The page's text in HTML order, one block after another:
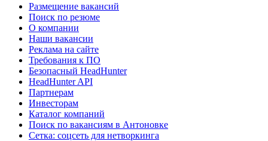
Размещение вакансий
Поиск по резюме
О компании
Наши вакансии
Реклама на сайте
Требования к ПО
Безопасный HeadHunter
HeadHunter API
Партнерам
Инвесторам
Каталог компаний
Поиск по вакансиям в Антоновке
Сетка: соцсеть для нетворкинга